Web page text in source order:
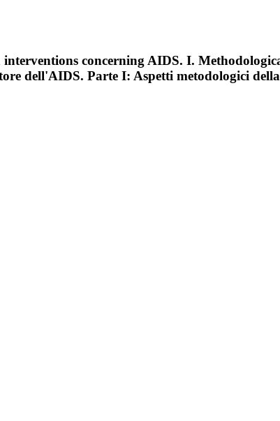
concerning AIDS. I.
dell'AIDS. Parte I: Aspetti metodologici